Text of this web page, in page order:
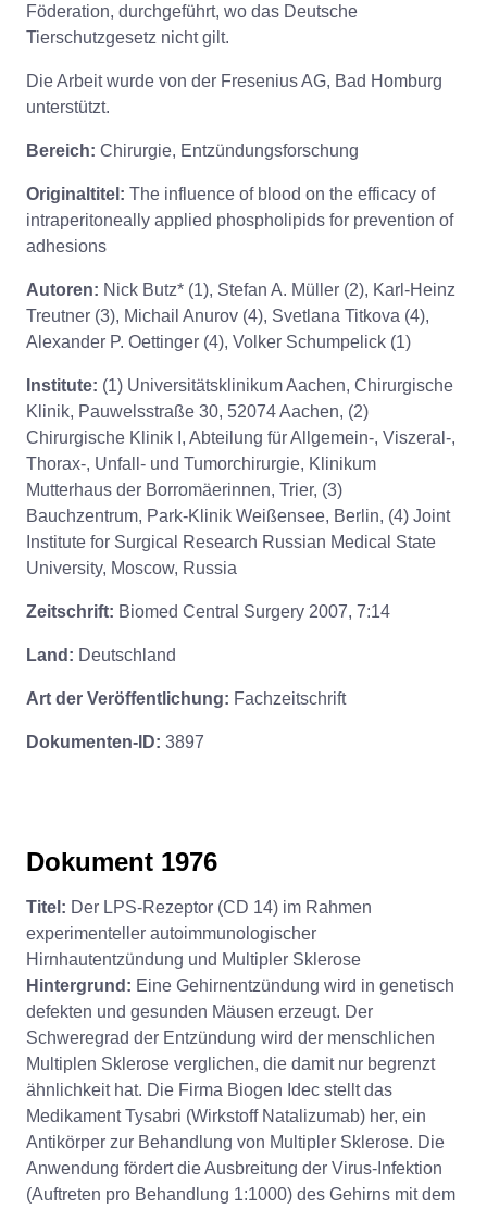
Föderation, durchgeführt, wo das Deutsche
Tierschutzgesetz nicht gilt.
Die Arbeit wurde von der Fresenius AG, Bad Homburg
unterstützt.
Bereich: Chirurgie, Entzündungsforschung
Originaltitel: The influence of blood on the efficacy of
intraperitoneally applied phospholipids for prevention of
adhesions
Autoren: Nick Butz* (1), Stefan A. Müller (2), Karl-Heinz
Treutner (3), Michail Anurov (4), Svetlana Titkova (4),
Alexander P. Oettinger (4), Volker Schumpelick (1)
Institute: (1) Universitätsklinikum Aachen, Chirurgische
Klinik, Pauwelsstraße 30, 52074 Aachen, (2)
Chirurgische Klinik I, Abteilung für Allgemein-, Viszeral-,
Thorax-, Unfall- und Tumorchirurgie, Klinikum
Mutterhaus der Borromäerinnen, Trier, (3)
Bauchzentrum, Park-Klinik Weißensee, Berlin, (4) Joint
Institute for Surgical Research Russian Medical State
University, Moscow, Russia
Zeitschrift: Biomed Central Surgery 2007, 7:14
Land: Deutschland
Art der Veröffentlichung: Fachzeitschrift
Dokumenten-ID: 3897
Dokument 1976
Titel: Der LPS-Rezeptor (CD 14) im Rahmen
experimenteller autoimmunologischer
Hirnhautentzündung und Multipler Sklerose
Hintergrund: Eine Gehirnentzündung wird in genetisch
defekten und gesunden Mäusen erzeugt. Der
Schweregrad der Entzündung wird der menschlichen
Multiplen Sklerose verglichen, die damit nur begrenzt
ähnlichkeit hat. Die Firma Biogen Idec stellt das
Medikament Tysabri (Wirkstoff Natalizumab) her, ein
Antikörper zur Behandlung von Multipler Sklerose. Die
Anwendung fördert die Ausbreitung der Virus-Infektion
(Auftreten pro Behandlung 1:1000) des Gehirns mit dem